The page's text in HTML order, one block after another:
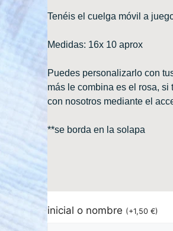
Tenéis el cuelga móvil a
Medidas: 16x 10 aprox
Puedes personalizarlo con
más le combina es el rosa,
con nosotros mediante el
**se borda en la solapa
inicial o nombre (+1,50 €)